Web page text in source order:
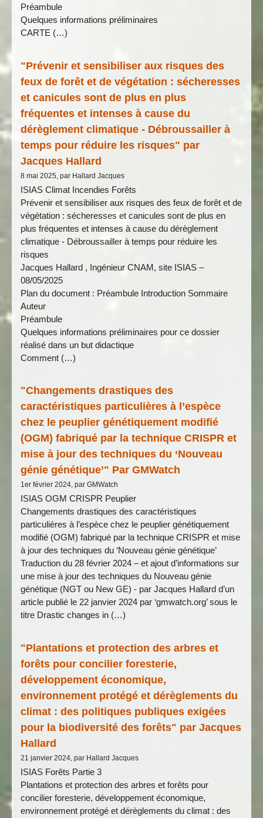
Préambule
Quelques informations préliminaires
CARTE (…)
"Prévenir et sensibiliser aux risques des
feux de forêt et de végétation : sécheresses
et canicules sont de plus en plus
fréquentes et intenses à cause du
dérèglement climatique - Débroussailler à
temps pour réduire les risques" par
Jacques Hallard
8 mai 2025, par Hallard Jacques
ISIAS Climat Incendies Forêts
Prévenir et sensibiliser aux risques des feux de forêt et de
végétation : sécheresses et canicules sont de plus en
plus fréquentes et intenses à cause du dérèglement
climatique - Débroussailler à temps pour réduire les
risques
Jacques Hallard , Ingénieur CNAM, site ISIAS –
08/05/2025
Plan du document : Préambule Introduction Sommaire
Auteur
Préambule
Quelques informations préliminaires pour ce dossier
réalisé dans un but didactique
Comment (…)
"Changements drastiques des
caractéristiques particulières à l’espèce
chez le peuplier génétiquement modifié
(OGM) fabriqué par la technique CRISPR et
mise à jour des techniques du ‘Nouveau
génie génétique’" Par GMWatch
1er février 2024, par GMWatch
ISIAS OGM CRISPR Peuplier
Changements drastiques des caractéristiques
particulières à l’espèce chez le peuplier génétiquement
modifié (OGM) fabriqué par la technique CRISPR et mise
à jour des techniques du ‘Nouveau génie génétique’
Traduction du 28 février 2024 – et ajout d’informations sur
une mise à jour des techniques du Nouveau génie
génétique (NGT ou New GE) - par Jacques Hallard d’un
article publié le 22 janvier 2024 par ‘gmwatch.org’ sous le
titre Drastic changes in (…)
"Plantations et protection des arbres et
forêts pour concilier foresterie,
développement économique,
environnement protégé et dérèglements du
climat : des politiques publiques exigées
pour la biodiversité des forêts" par Jacques
Hallard
21 janvier 2024, par Hallard Jacques
ISIAS Forêts Partie 3
Plantations et protection des arbres et forêts pour
concilier foresterie, développement économique,
environnement protégé et dérèglements du climat : des